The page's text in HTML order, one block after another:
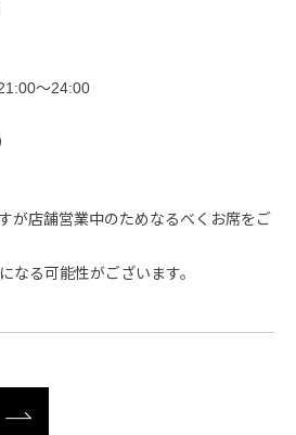
〜24:00
が店舗営業中のためなるべくお席をご
なる可能性がございます。